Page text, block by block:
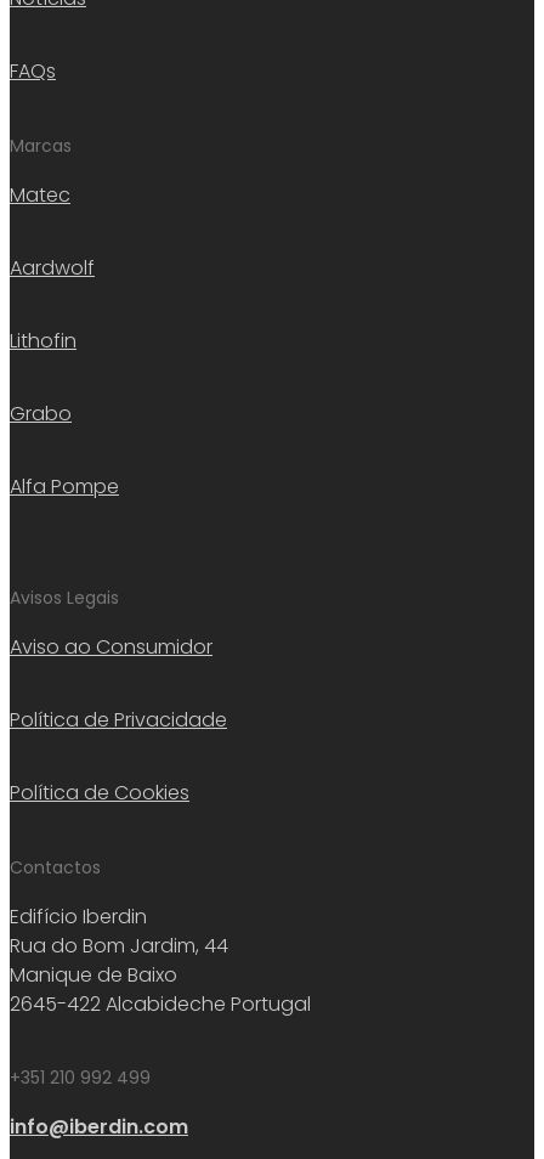
FAQs
Marcas
Matec
Aardwolf
Lithofin
Grabo
Alfa Pompe
Avisos Legais
Aviso ao Consumidor
Política de Privacidade
Política de Cookies
Contactos
Edifício Iberdin
Rua do Bom Jardim, 44
Manique de Baixo
2645-422 Alcabideche Portugal
+351 210 992 499
info@iberdin.com